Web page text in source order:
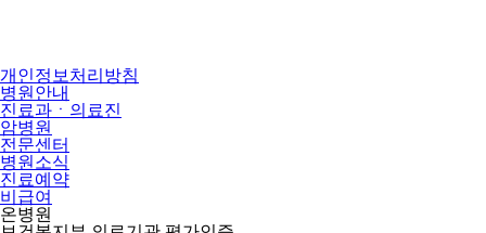
개인정보처리방침
병원안내
진료과ㆍ의료진
암병원
전문센터
병원소식
진료예약
비급여
온병원